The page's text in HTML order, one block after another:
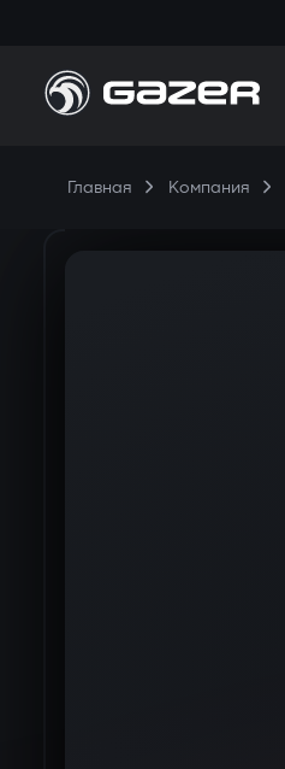
Главная Компания